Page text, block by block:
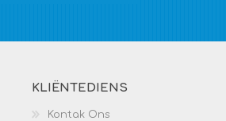
KLIËNTEDIENS
Kontak Ons